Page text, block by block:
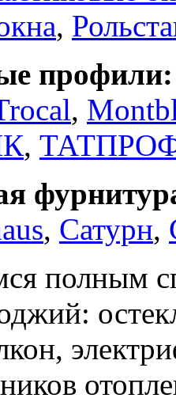
,
профили:
,
,
, Сатурн,
полным